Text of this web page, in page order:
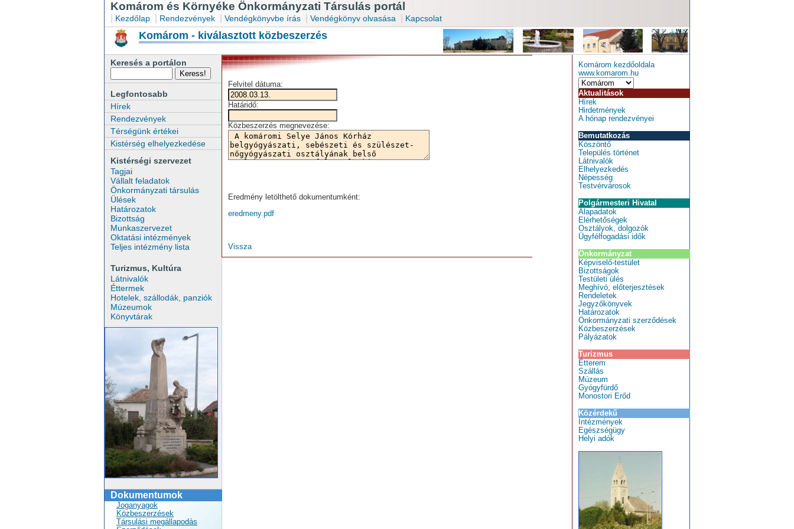
Komárom és Környéke Önkormányzati Társulás portál
Kezdőlap Rendezvények Vendégkönyvbe írás Vendégkönyv olvasása Kapcsolat
Komárom - kiválasztott közbeszerzés
Keresés a portálon
Legfontosabb
Hírek
Rendezvények
Térségünk értékei
Kistérség elhelyezkedése
Kistérségi szervezet
Tagjai
Vállalt feladatok
Önkormányzati társulás
Ülések
Határozatok
Bizottság
Munkaszervezet
Oktatási intézmények
Teljes intézmény lista
Turizmus, Kultúra
Látnivalók
Éttermek
Hotelek, szállodák, panziók
Múzeumok
Könyvtárak
Dokumentumok
Joganyagok
Közbeszerzések
Társulási megállapodás
Komárom kezdőoldala
www.komarom.hu
Aktualitások
Hírek
Hirdetmények
A hónap rendezvényei
Bemutatkozás
Köszöntő
Település történet
Látnivalók
Elhelyezkedés
Népesség
Testvérvárosok
Polgármesteri Hivatal
Alapadatok
Elérhetőségek
Osztályok, dolgozók
Ügyfélfogadási idők
Önkormányzat
Képviselő-testület
Bizottságok
Testületi ülés
Meghívó, előterjesztések
Rendeletek
Jegyzőkönyvek
Határozatok
Önkormányzati szerződések
Közbeszerzések
Pályázatok
Turizmus
Étterem
Szállás
Múzeum
Gyógyfürdő
Monostori Erőd
Közérdekű
Intézmények
Egészségügy
Helyi adók
Felvitel dátuma:
Határidő:
Közbeszerzés megnevezése:
Eredmény letölthető dokumentumként:
eredmeny.pdf
Vissza